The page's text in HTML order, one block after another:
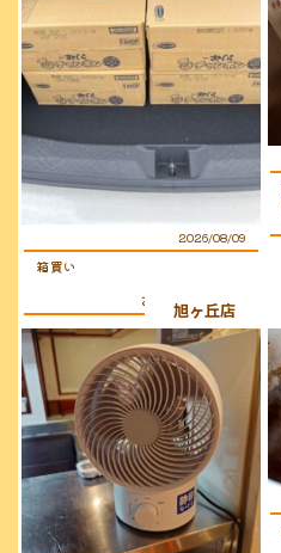
2026/08/09
箱買い
おぐらのおじさん
旭ヶ丘店